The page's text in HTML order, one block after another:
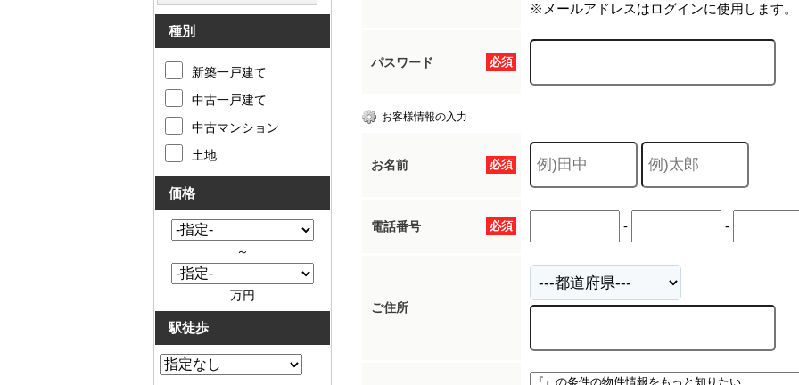
※メールアドレスはログインに使用します。
必須
パスワード
お客様情報の入力
必須
お名前
必須
電話番号 - -
ご住所
種別
新築一戸建て
中古一戸建て
中古マンション
土地
価格
～
万円
駅徒歩